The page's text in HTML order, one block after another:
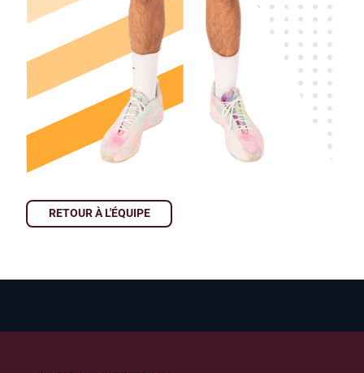
RETOUR À L'ÉQUIPE